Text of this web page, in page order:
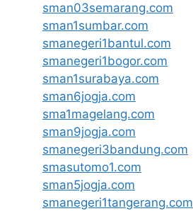
sman03semarang.com
sman1sumbar.com
smanegeri1bantul.com
smanegeri1bogor.com
sman1surabaya.com
sman6jogja.com
sma1magelang.com
sman9jogja.com
smanegeri3bandung.com
smasutomo1.com
sman5jogja.com
smanegeri1tangerang.com